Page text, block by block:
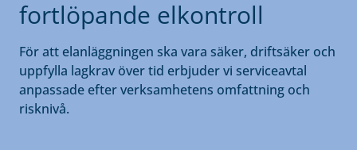
fortlöpande elkontroll
För att elanläggningen ska vara säker, driftsäker och
uppfylla lagkrav över tid erbjuder vi serviceavtal
anpassade efter verksamhetens omfattning och
risknivå.